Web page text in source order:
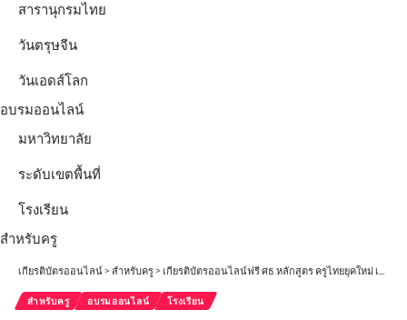
สารานุกรมไทย
วันตรุษจีน
วันเอดส์โลก
อบรมออนไลน์
มหาวิทยาลัย
ระดับเขตพื้นที่
โรงเรียน
สำหรับครู
เกียรติบัตรออนไลน์> สำหรับครู> เกียรติบัตรออนไลน์ฟรี ศธ หลักสูตร ครูไทยยุคใหม่ เข้าใจการเงิน ปี 2568 Online 12 ชั่วโมง ผ่านระบบ khuru online
สำหรับครู อบรมออนไลน์ โรงเรียน